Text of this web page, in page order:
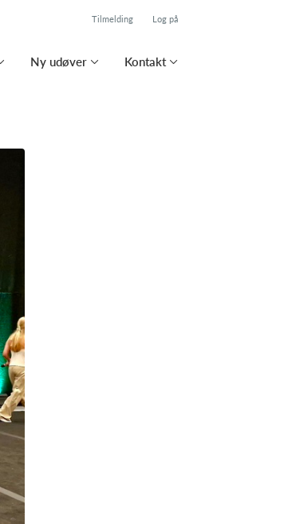
Tilmelding Log på
Ny udøver Kontakt